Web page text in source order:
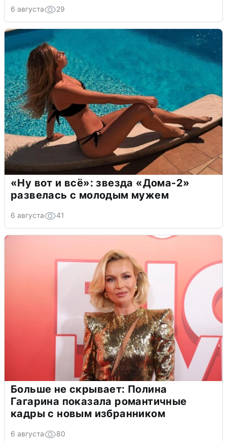
6 августа 29
«Ну вот и всё»: звезда «Дома-2»
развелась с молодым мужем
6 августа 41
Больше не скрывает: Полина
Гагарина показала романтичные
кадры с новым избранником
6 августа 80